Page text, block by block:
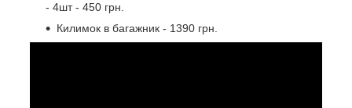
- 4шт - 450 грн.
Килимок в багажник - 1390 грн.